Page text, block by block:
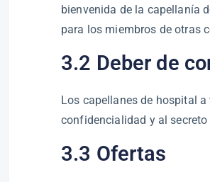
bienvenida de la capellanía
para los miembros de otras
3.2 Deber de
Los capellanes de hospital
confidencialidad y al secreto
3.3 Ofertas